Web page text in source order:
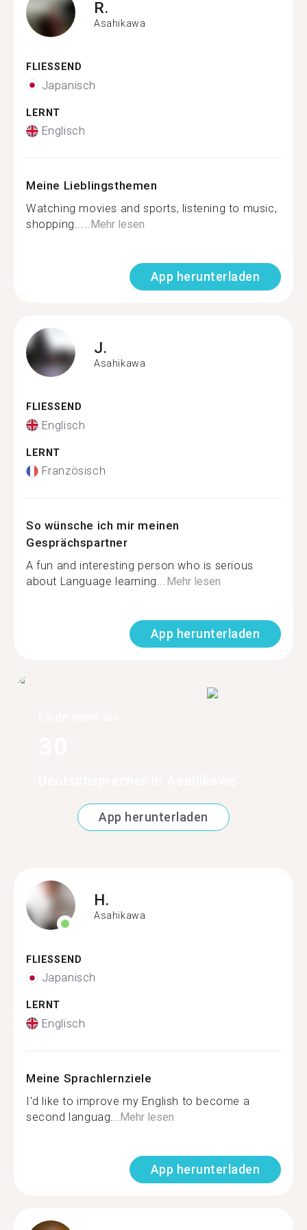
R.
Asahikawa
FLIESSEND
Japanisch
LERNT
Englisch
Meine Lieblingsthemen
Watching movies and sports, listening to music,
shopping.....Mehr lesen
App herunterladen
J.
Asahikawa
FLIESSEND
Englisch
LERNT
Französisch
So wünsche ich mir meinen
Gesprächspartner
A fun and interesting person who is serious
about Language learning...Mehr lesen
App herunterladen
App herunterladen
H.
Asahikawa
FLIESSEND
Japanisch
LERNT
Englisch
Meine Sprachlernziele
I'd like to improve my English to become a
second languag... Mehr lesen
App herunterladen